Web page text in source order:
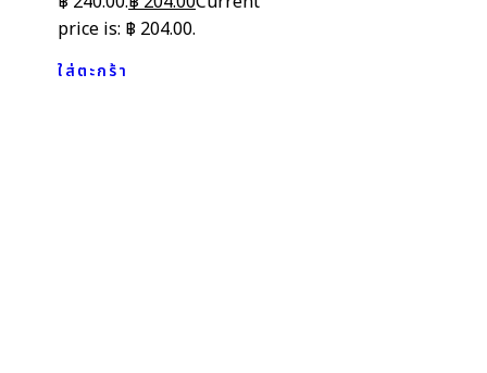
price is: ฿ 204.00.
ใส่ตะกร้า